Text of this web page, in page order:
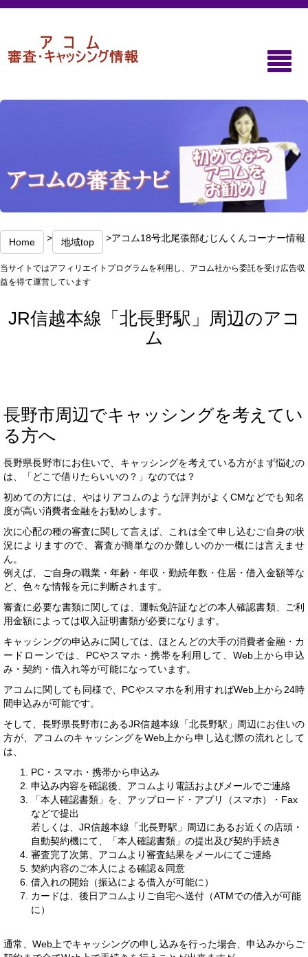
Home > 地域top >アコム18号北尾張部むじんくんコーナー情報
当サイトではアフィリエイトプログラムを利用し、アコム社から委託を受け広告収
益を得て運営しています
JR信越本線「北長野駅」周辺のアコ
ム
長野市周辺でキャッシングを考えてい
る方へ
長野県長野市にお住いで、キャッシングを考えている方がまず悩むの
は、「どこで借りたらいいの？」なのでは？
初めての方には、やはりアコムのような評判がよくCMなどでも知名
度が高い消費者金融をお勧めします。
次に心配の種の審査に関して言えば、これは全て申し込むご自身の状
況によりますので、審査が簡単なのか難しいのか一概には言えませ
ん。
例えば、ご自身の職業・年齢・年収・勤続年数・住居・借入金額等な
ど、色々な情報を元に判断されます。
審査に必要な書類に関しては、運転免許証などの本人確認書類、ご利
用金額によっては収入証明書類が必要になります。
キャッシングの申込みに関しては、ほとんどの大手の消費者金融・カ
ードローンでは、PCやスマホ・携帯を利用して、Web上から申込
み・契約・借入れ等が可能になっています。
アコムに関しても同様で、PCやスマホを利用すればWeb上から24時
間申込みが可能です。
そして、長野県長野市にあるJR信越本線「北長野駅」周辺にお住いの
方が、アコムのキャッシングをWeb上から申し込む際の流れとして
は、
PC・スマホ・携帯から申込み
申込み内容を確認後、アコムより電話およびメールでご連絡
「本人確認書類」を、アップロード・アプリ（スマホ）・Fax
などで提出
若しくは、JR信越本線「北長野駅」周辺にあるお近くの店頭・
自動契約機にて、「本人確認書類」の提出及び契約手続き
審査完了次第、アコムより審査結果をメールにてご連絡
契約内容のご本人による確認＆同意
借入れの開始（振込による借入が可能に）
カードは、後日アコムよりご自宅へ送付（ATMでの借入が可能
に）
通常、Web上でキャッシングの申し込みを行った場合、申込みからご